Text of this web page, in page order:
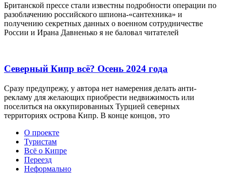
Британской прессе стали известны подробности операции по
разоблачению российского шпиона-«сантехника» и
получению секретных данных о военном сотрудничестве
России и Ирана Давненько я не баловал читателей
Северный Кипр всё? Осень 2024 года
Сразу предупрежу, у автора нет намерения делать анти-
рекламу для желающих приобрести недвижимость или
поселиться на оккупированных Турцией северных
территориях острова Кипр. В конце концов, это
О проекте
Туристам
Всё о Кипре
Переезд
Неформально